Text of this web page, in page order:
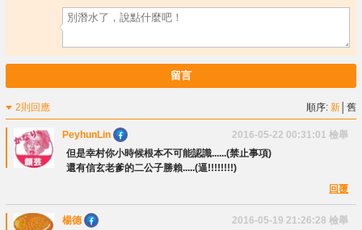
留言
2則回應 順序:新 │舊
PeyhunLin 2016-05-22 00:31:01 檢舉
但是幸村你小時候根本不可能認識......(禁止事項)
還有信玄老爹的二公子勝賴.....(逼!!!!!!!!)
回覆
楊德 2016-05-19 21:26:28 檢舉